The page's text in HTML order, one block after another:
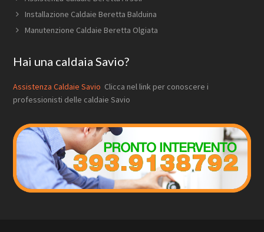
Installazione Caldaie Beretta Balduina
Manutenzione Caldaie Beretta Olgiata
Hai una caldaia Savio?
Assistenza Caldaie Savio Clicca nel link per conoscere i
professionisti delle caldaie Savio